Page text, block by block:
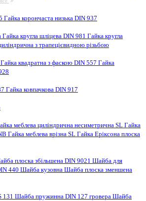
Гайка корончаста низька DIN 937
Гайка кругла шліцева DIN 981 Гайка кругла
з трапецієвидною різьбою
Гайка квадратна з фаскою DIN 557 Гайка
Гайка ковпачкова DIN 917
меблева циліндрична несиметрична SL Гайка
Гайка меблева врізна SL Гайка Еріксона плоска
плоска збільшена DIN 9021 Шайба для
440 Шайба кузовна Шайба плоска зменшена
131 Шайба пружинна DIN 127 гровера Шайба